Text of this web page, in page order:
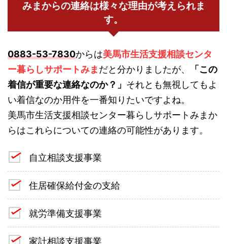
みまからの連絡は様々な理由が考えられま
す。
0883-53-7830からは美馬市生活支援相談センタ
ー暮らしサポートみまだと分かりましたが、
「この
着信が重要な連絡なのか？」 それとも無視してもよ
い着信なのか用件を一番知りたいですよね。
美馬市生活支援相談センター暮らしサポートみまか
らはこれらについての連絡の可能性があります。
自立相談支援事業
住居確保給付金の支給
就労準備支援事業
家計相談支援事業